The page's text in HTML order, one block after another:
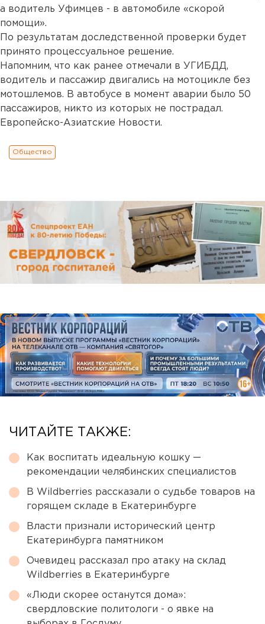
а водитель Уфимцев - в автомобиле «скорой
помощи».
По результатам доследственной проверки будет
принято процессуальное решение.
Напомним, что как ранее отмечали в УГИБДД,
водитель и пассажир двигались на мотоцикле без
мотошлемов. В автобусе в момент аварии было 50
пассажиров, никто из которых не пострадал.
Европейско-Азиатские Новости.
Общество
ЧИТАЙТЕ ТАКЖЕ:
Как воспитать идеальную кошку —
рекомендации челябинских специалистов
В Wildberries рассказали о судьбе товаров на
горящем складе в Екатеринбурге
Власти признали исторический центр
Екатеринбурга памятником
Очевидец рассказал про атаку на склад
Wildberries в Екатеринбурге
«Люди скорее останутся дома»:
свердловские политологи - о явке на